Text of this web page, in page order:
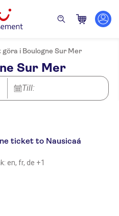
i Boulogne Sur Mer
Sur Mer
Till:
ticket to Nausicaá
en, fr, de +1